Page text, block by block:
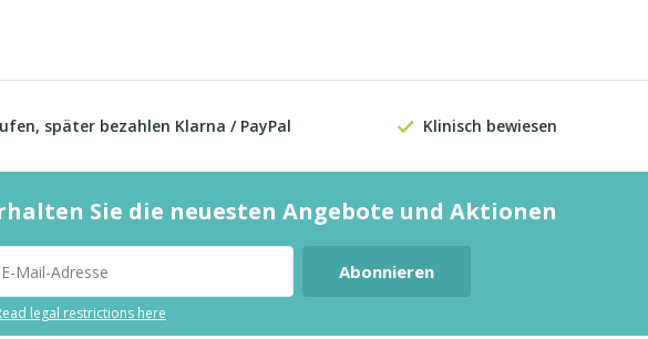
später bezahlen Klarna / PayPal Klinisch bewiesen
Sie die neuesten Angebote und Aktionen
Abonnieren
legal restrictions here